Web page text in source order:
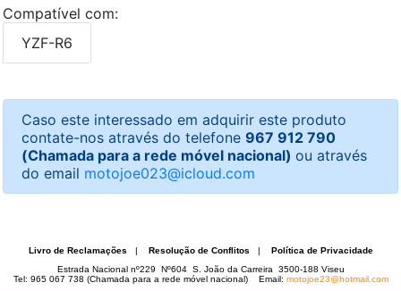
Compatível com:
YZF-R6
Caso este interessado em adquirir este produto
contate-nos através do telefone 967 912 790
(Chamada para a rede móvel nacional) ou através
do email motojoe023@icloud.com
Livro de Reclamações | Resolução de Conflitos | Política de Privacidade
Estrada Nacional nº229 Nº604 S. João da Carreira 3500-188 Viseu
Tel: 965 067 738 (Chamada para a rede móvel nacional) Email: motojoe23@hotmail.com